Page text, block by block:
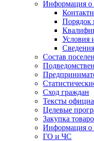
Информация о
Порядок
Условия
Состав
Сход граждан
Тексты
Целевые
Закупка
Информация о
ГО и ЧС